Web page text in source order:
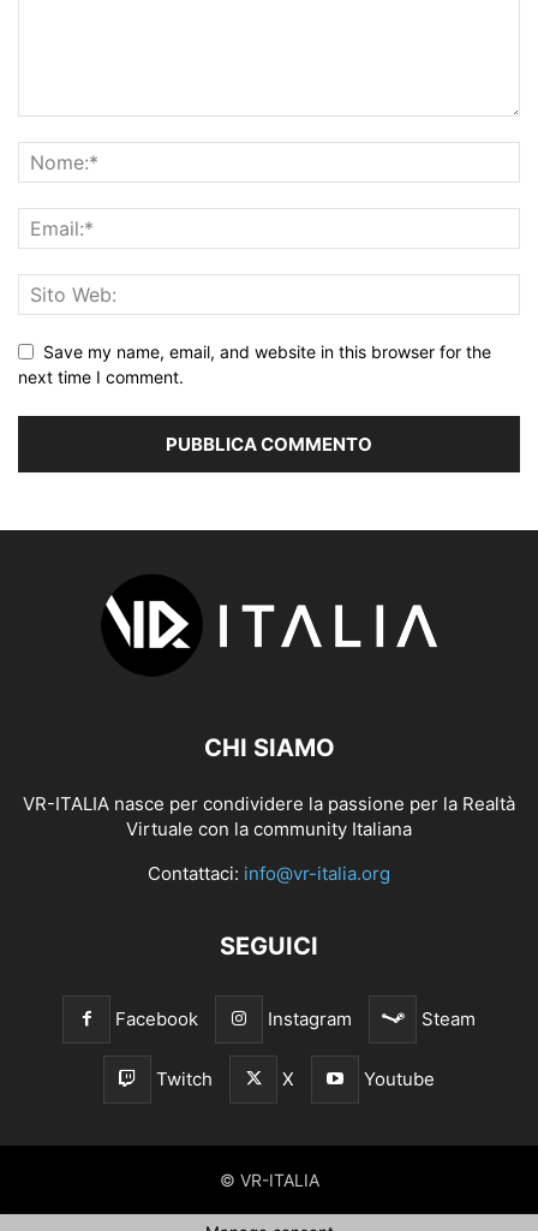
Save my name, email, and website in this browser for the
next time I comment.
CHI SIAMO
VR-ITALIA nasce per condividere la passione per la Realtà
Virtuale con la community Italiana
Contattaci: info@vr-italia.org
SEGUICI
Facebook Instagram Steam
Twitch X Youtube
© VR-ITALIA